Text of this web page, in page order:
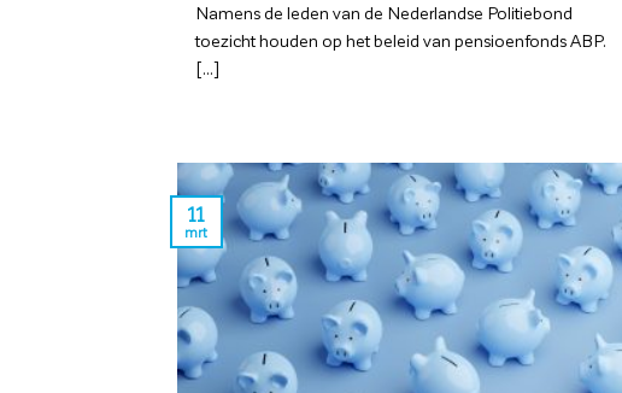
Namens de leden van de Nederlandse Politiebond
toezicht houden op het beleid van pensioenfonds ABP.
[...]
11
mrt